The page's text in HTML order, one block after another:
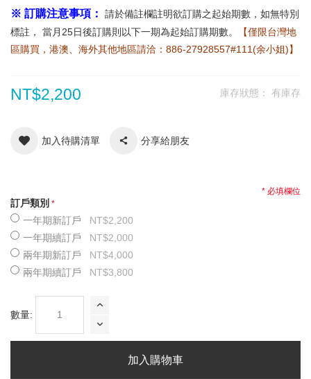
※ 訂購注意事項：
請於備註欄註明欲訂購之起始期數，如無特別
標註， 當月25日後訂購則以下一期為起始訂購期數。
【僅限台灣地
區購買，港澳、海外其他地區請洽：886-27928557#111(余小姐)】
庫存狀態： 有庫存
NT$2,200
加入待購清單 分享給朋友
訂戶類別
一年期新訂戶
NT$2,200
一年期續訂戶
NT$2,000
兩年期新訂戶
NT$4,000
兩年期續訂戶
NT$3,800
* 必填欄位
數量:
加入購物車